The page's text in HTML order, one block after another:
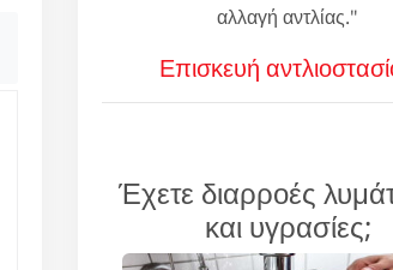
αλλαγή αντλίας."
Επισκευή
Έχετε διαρροές
και υγρασίες;